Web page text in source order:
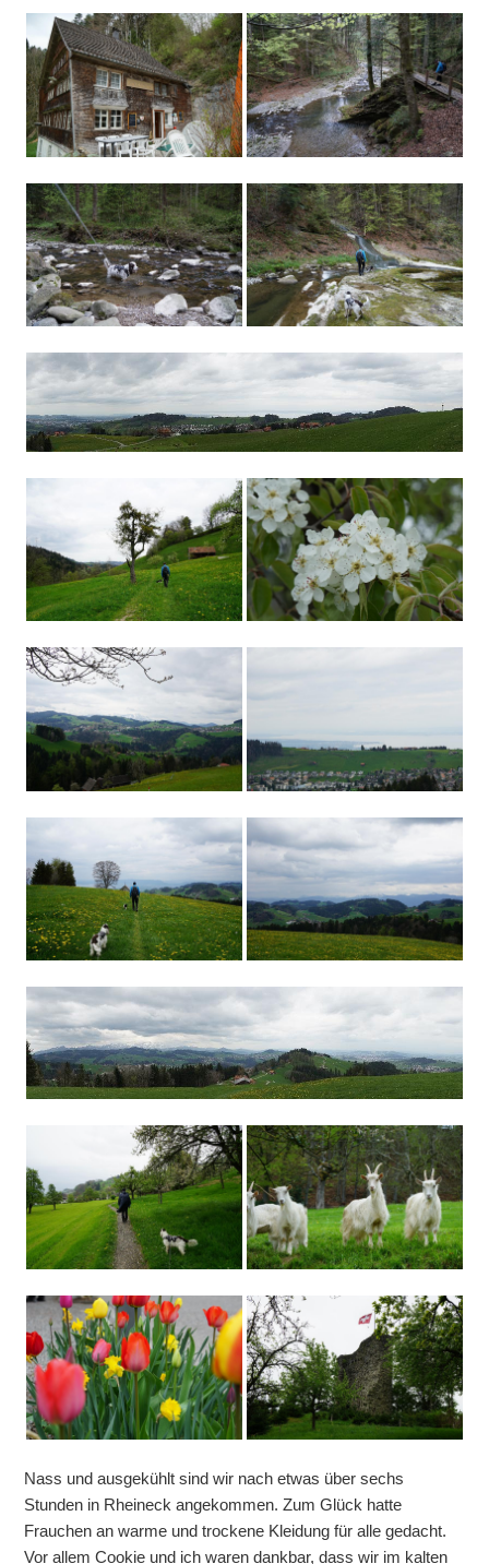
Nass und ausgekühlt sind wir nach etwas über sechs
Stunden in Rheineck angekommen. Zum Glück hatte
Frauchen an warme und trockene Kleidung für alle gedacht.
Vor allem Cookie und ich waren dankbar, dass wir im kalten